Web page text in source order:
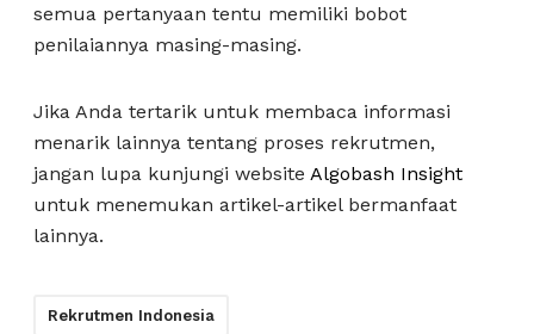
semua pertanyaan tentu memiliki bobot
penilaiannya masing-masing.
Jika Anda tertarik untuk membaca informasi
menarik lainnya tentang proses rekrutmen,
jangan lupa kunjungi website Algobash Insight
untuk menemukan artikel-artikel bermanfaat
lainnya.
Rekrutmen Indonesia